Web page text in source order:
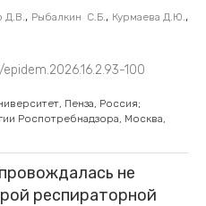
Пенза, Россия;
Роспотребнадзора, Москва,
не
респираторной
100
Д.В., Рыбалкин С.Б., Курмаева Д.Ю.,